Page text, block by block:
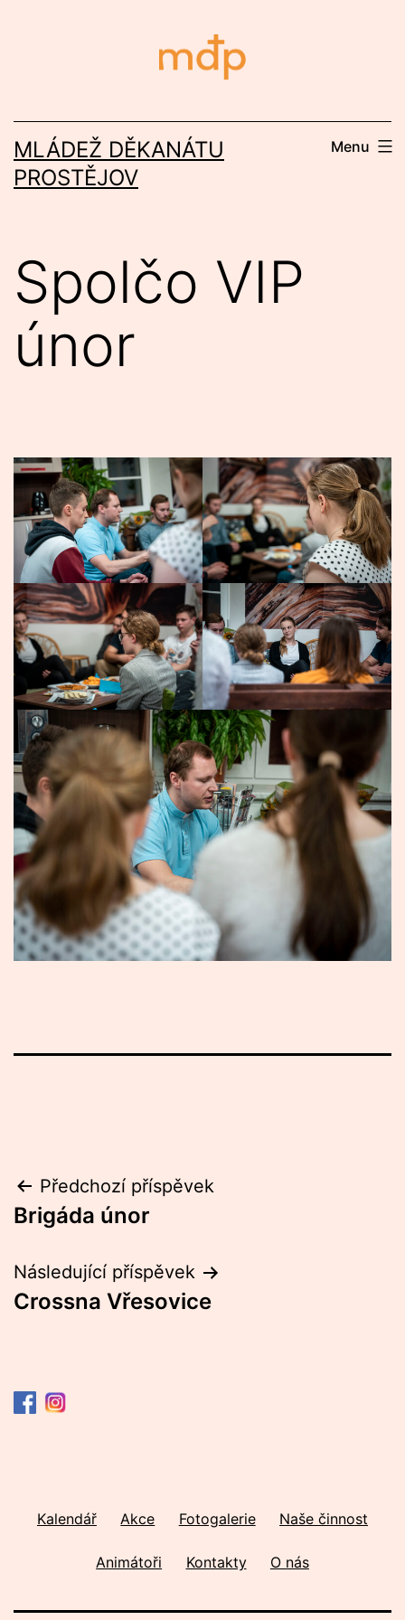
MLÁDEŽ DĚKANÁTU
PROSTĚJOV
Menu
Spolčo VIP
únor
Navigace
pro
příspěvek
Předchozí příspěvek
Brigáda únor
Následující příspěvek
Crossna Vřesovice
Kalendář Akce Fotogalerie Naše činnost
Animátoři Kontakty O nás